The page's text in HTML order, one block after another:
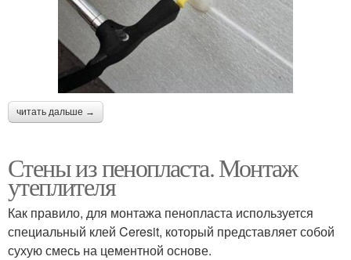
читать дальше →
Стены из пенопласта. Монтаж
утеплителя
Как правило, для монтажа пенопласта используется
специальный клей Ceresit, который представляет собой
сухую смесь на цементной основе.